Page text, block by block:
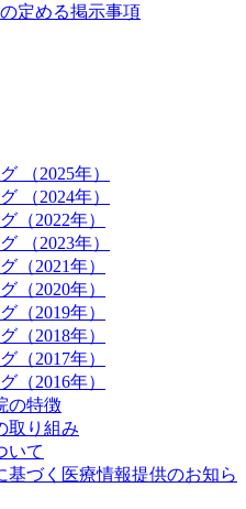
定める掲示事項
（2025年）
（2024年）
（2022年）
（2023年）
（2021年）
（2020年）
（2019年）
（2018年）
（2017年）
（2016年）
の特徴
取り組み
いて
基づく医療情報提供のお知ら